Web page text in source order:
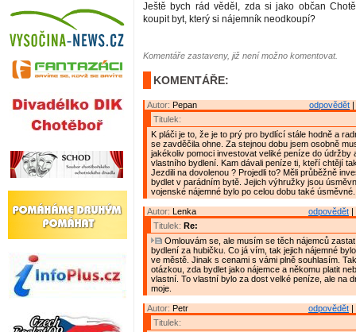
Ještě bych rád věděl, zda si jako občan
koupit byt, který si nájemník neodkoupí?
Komentáře zastaveny, již není možno komentovat.
KOMENTÁŘE:
odpovědět
Autor: Pepan
Titulek:
K pláči je to, že je to prý pro bydlící stále hodně a
se zavděčila ohne. Za stejnou dobu jsem osobně
jakékoliv pomoci investovat veliké peníze do údržby
vlastního bydlení. Kam dávali peníze ti, kteří chtějí
Jezdili na dovolenou ? Projedli to? Měli průběžně
bydlet v parádním bytě. Jejich výhružky jsou
vojenské nájemné bylo po celou dobu také úsměvné.
odpovědět |
Autor: Lenka
Titulek: Re:
Omlouvám se, ale musím se těch nájemců
bydlení za hubičku. Co já vím, tak jejich nájemné
ve městě. Jinak s cenami s vámi plně souhlasím.
otázkou, zda bydlet jako nájemce a někomu platit
vlastní. To vlastní bylo za dost velké peníze, ale na
moje.
odpovědět |
Autor: Petr
Titulek: